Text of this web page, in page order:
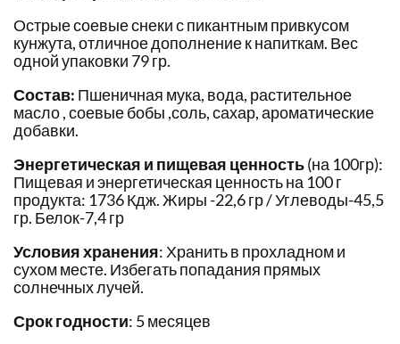
Острые соевые снеки с пикантным привкусом
кунжута, отличное дополнение к напиткам. Вес
одной упаковки 79 гр.
Состав: Пшеничная мука, вода, растительное
масло , соевые бобы ,соль, сахар, ароматические
добавки.
Энергетическая и пищевая ценность(на 100гр):
Пищевая и энергетическая ценность на 100 г
продукта: 1736 Кдж. Жиры -22,6 гр / Углеводы-45,5
гр. Белок-7,4 гр
Условия хранения: Хранить в прохладном и
сухом месте. Избегать попадания прямых
солнечных лучей.
Срок годности: 5 месяцев